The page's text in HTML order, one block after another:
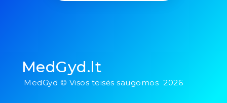
MedGyd.lt
MedGyd © Visos teisės saugomos 2026